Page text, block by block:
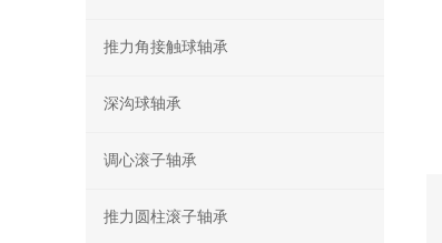
推力角接触球轴承
深沟球轴承
调心滚子轴承
推力圆柱滚子轴承